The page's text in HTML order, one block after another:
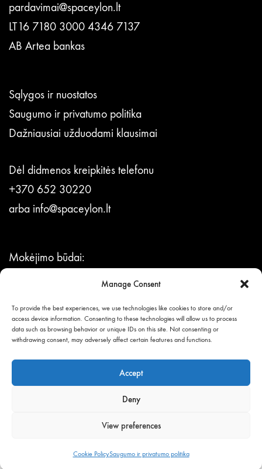
Manage Consent
To provide the best experiences, we use technologies like cookies to store and/or
access device information. Consenting to these technologies will allow us to process
data such as browsing behavior or unique IDs on this site. Not consenting or
withdrawing consent, may adversely affect certain features and functions.
Accept
Deny
View preferences
Cookie PolicySaugumo ir privatumo politika
pardavimai@spaceylon.lt
LT16 7180 3000 4346 7137
AB Artea bankas
Sąlygos ir nuostatos
Saugumo ir privatumo politika
Dažniausiai užduodami klausimai
Dėl didmenos kreipkitės telefonu
+370 652 30220
arba info@spaceylon.lt
Mokėjimo būdai:
© UAB BLIUMEN,
visos teisės saugomos.